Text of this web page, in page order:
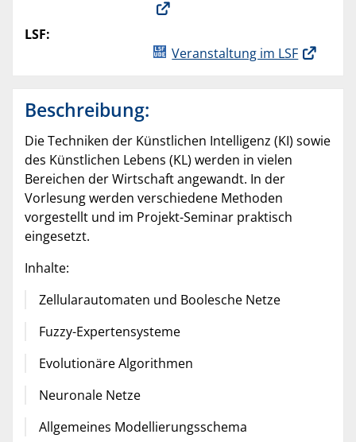
LSF:
Veranstaltung im LSF
Beschreibung:
Die Techniken der Künstlichen Intelligenz (KI) sowie
des Künstlichen Lebens (KL) werden in vielen
Bereichen der Wirtschaft angewandt. In der
Vorlesung werden verschiedene Methoden
vorgestellt und im Projekt-Seminar praktisch
eingesetzt.
Inhalte:
Zellularautomaten und Boolesche Netze
Fuzzy-Expertensysteme
Evolutionäre Algorithmen
Neuronale Netze
Allgemeines Modellierungsschema